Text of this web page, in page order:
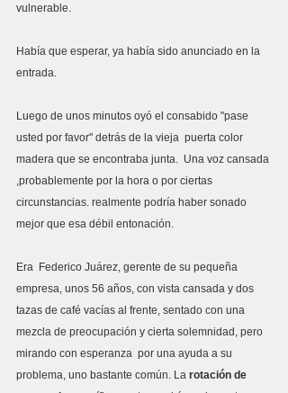
vulnerable.
Había que esperar, ya había sido anunciado en la
entrada.
Luego de unos minutos oyó el consabido "pase
usted por favor" detrás de la vieja  puerta color
madera que se encontraba junta.  Una voz cansada
,probablemente por la hora o por ciertas
circunstancias. realmente podría haber sonado
mejor que esa débil entonación.
Era  Federico Juárez, gerente de su pequeña
empresa, unos 56 años, con vista cansada y dos
tazas de café vacías al frente, sentado con una
mezcla de preocupación y cierta solemnidad, pero
mirando con esperanza  por una ayuda a su
problema, uno bastante común. La rotación de